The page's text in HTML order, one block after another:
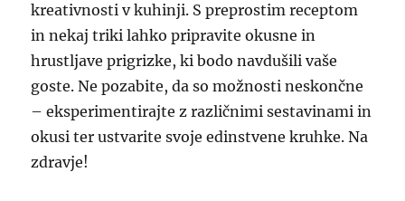
kreativnosti v kuhinji. S preprostim receptom
in nekaj triki lahko pripravite okusne in
hrustljave prigrizke, ki bodo navdušili vaše
goste. Ne pozabite, da so možnosti neskončne
– eksperimentirajte z različnimi sestavinami in
okusi ter ustvarite svoje edinstvene kruhke. Na
zdravje!